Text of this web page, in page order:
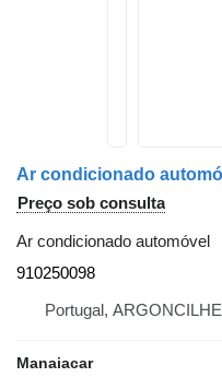
Preço sob consulta
Ar condicionado automóvel
910250098
Portugal, ARGONCILHE
Manaiacar